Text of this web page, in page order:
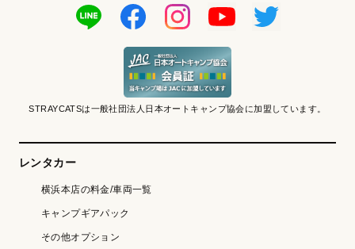
STRAYCATSは一般社団法人日本オートキャンプ協会に加盟しています。
レンタカー
横浜本店の料金/車両一覧
キャンプギアパック
その他オプション